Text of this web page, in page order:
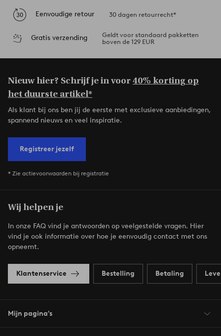
Eenvoudige retour 30 dagen retourrecht*
Gratis verzending
Geldt voor standaard pakketten
boven de 129 EUR
Nieuw hier? Schrijf je in voor40% korting op
het duurste artikel*
Als klant bij ons ben jij de eerste met exclusieve aanbiedingen,
spannend nieuws en veel inspiratie.
Registreer jezelf
* Zie actievoorwaarden bij registratie
Wij helpen je
In onze FAQ vind je antwoorden op veelgestelde vragen. Hier
vind je ook informatie over hoe je eenvoudig contact met ons
opneemt.
Klantenservice Bestelling Betaling
Mijn pagina's